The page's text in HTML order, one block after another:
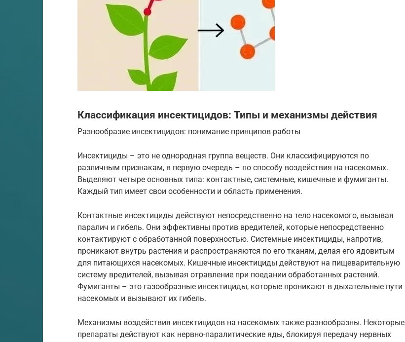
Классификация инсектицидов: Типы и механизмы действия
Разнообразие инсектицидов: понимание принципов работы
Инсектициды – это не однородная группа веществ. Они классифицируются по
различным признакам, в первую очередь – по способу воздействия на насекомых.
Выделяют четыре основных типа: контактные, системные, кишечные и фумиганты.
Каждый тип имеет свои особенности и область применения.
Контактные инсектициды действуют непосредственно на тело насекомого, вызывая
паралич и гибель. Они эффективны против вредителей, которые непосредственно
контактируют с обработанной поверхностью. Системные инсектициды, напротив,
проникают внутрь растения и распространяются по его тканям, делая его ядовитым
для питающихся насекомых. Кишечные инсектициды действуют на пищеварительную
систему вредителей, вызывая отравление при поедании обработанных растений.
Фумиганты – это газообразные инсектициды, которые проникают в дыхательные пути
насекомых и вызывают их гибель.
Механизмы воздействия инсектицидов на насекомых также разнообразны. Некоторые
препараты действуют как нервно-паралитические яды, блокируя передачу нервных